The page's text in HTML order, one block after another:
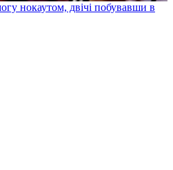
нокаутом, двічі побувавши в